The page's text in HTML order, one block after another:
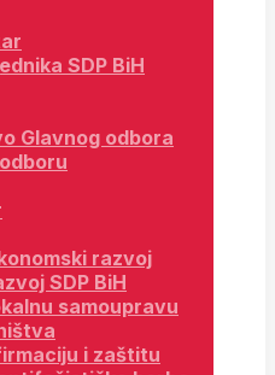
SDP BiH
Glavnog odbora
razvoj
SDP BiH
samoupravu
i zaštitu